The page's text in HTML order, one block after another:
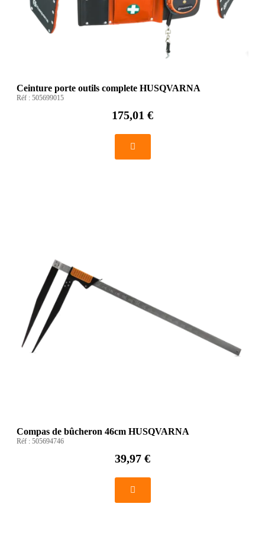
Ceinture porte outils complete HUSQVARNA
Réf : 505699015
175,01 €
Compas de bûcheron 46cm HUSQVARNA
Réf : 505694746
39,97 €